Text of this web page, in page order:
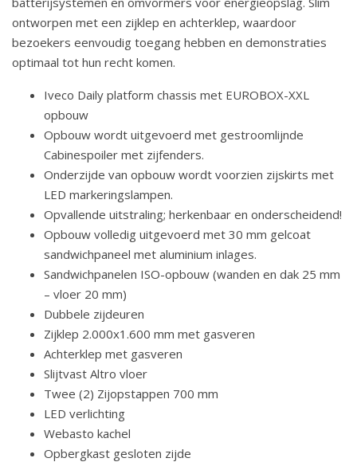
ontworpen met een zijklep en achterklep, waardoor
bezoekers eenvoudig toegang hebben en demonstraties
optimaal tot hun recht komen.
Iveco Daily platform chassis met EUROBOX-XXL
opbouw
Opbouw wordt uitgevoerd met gestroomlijnde
Cabinespoiler met zijfenders.
Onderzijde van opbouw wordt voorzien zijskirts met
LED markeringslampen.
Opvallende uitstraling; herkenbaar en onderscheidend!
Opbouw volledig uitgevoerd met 30 mm gelcoat
sandwichpaneel met aluminium inlages.
Sandwichpanelen ISO-opbouw (wanden en dak 25 mm
– vloer 20 mm)
Dubbele zijdeuren
Zijklep 2.000x1.600 mm met gasveren
Achterklep met gasveren
Slijtvast Altro vloer
Twee (2) Zijopstappen 700 mm
LED verlichting
Webasto kachel
Opbergkast gesloten zijde